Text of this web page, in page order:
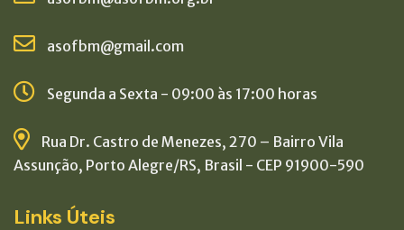
asofbm@gmail.com
Segunda a Sexta - 09:00 às 17:00 horas
Rua Dr. Castro de Menezes, 270 – Bairro Vila
Assunção, Porto Alegre/RS, Brasil - CEP 91900-590
Links Úteis